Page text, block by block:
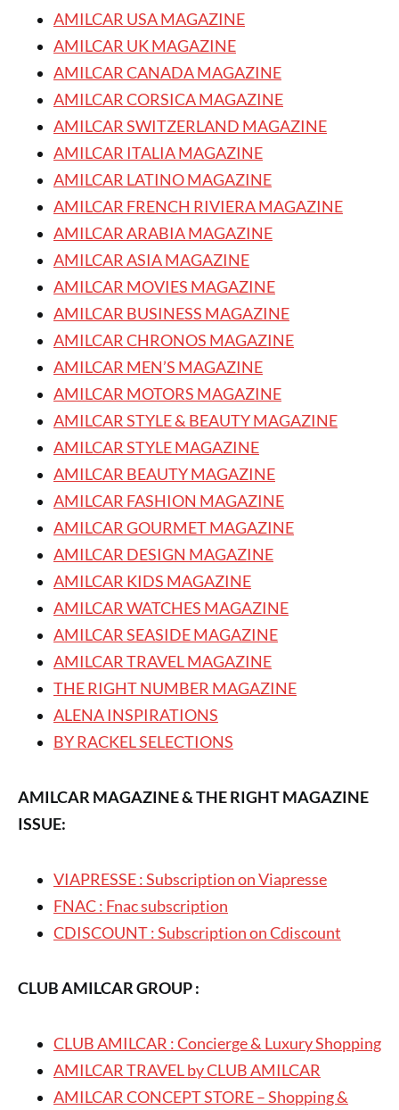
AMILCAR USA MAGAZINE
AMILCAR UK MAGAZINE
AMILCAR CANADA MAGAZINE
AMILCAR CORSICA MAGAZINE
AMILCAR SWITZERLAND MAGAZINE
AMILCAR ITALIA MAGAZINE
AMILCAR LATINO MAGAZINE
AMILCAR FRENCH RIVIERA MAGAZINE
AMILCAR ARABIA MAGAZINE
AMILCAR ASIA MAGAZINE
AMILCAR MOVIES MAGAZINE
AMILCAR BUSINESS MAGAZINE
AMILCAR CHRONOS MAGAZINE
AMILCAR MEN’S MAGAZINE
AMILCAR MOTORS MAGAZINE
AMILCAR STYLE & BEAUTY MAGAZINE
AMILCAR STYLE MAGAZINE
AMILCAR BEAUTY MAGAZINE
AMILCAR FASHION MAGAZINE
AMILCAR GOURMET MAGAZINE
AMILCAR DESIGN MAGAZINE
AMILCAR KIDS MAGAZINE
AMILCAR WATCHES MAGAZINE
AMILCAR SEASIDE MAGAZINE
AMILCAR TRAVEL MAGAZINE
THE RIGHT NUMBER MAGAZINE
ALENA INSPIRATIONS
BY RACKEL SELECTIONS
AMILCAR MAGAZINE & THE RIGHT MAGAZINE
ISSUE:
VIAPRESSE : Subscription on Viapresse
FNAC : Fnac subscription
CDISCOUNT : Subscription on Cdiscount
CLUB AMILCAR GROUP :
CLUB AMILCAR : Concierge & Luxury Shopping
AMILCAR TRAVEL by CLUB AMILCAR
AMILCAR CONCEPT STORE – Shopping &